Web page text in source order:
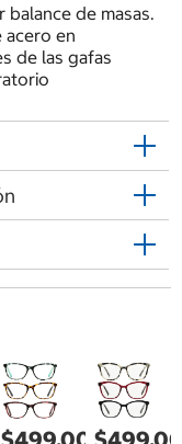
de masas.
acero en
de las gafas